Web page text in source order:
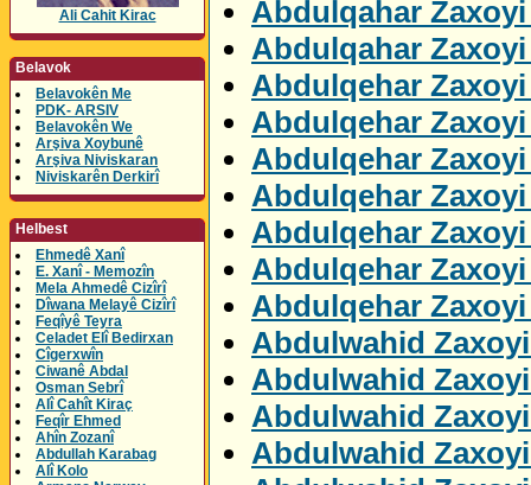
Ali Cahit Kirac
Belavok
Belavokên Me
PDK- ARSIV
Belavokên We
Arşiva Xoybunê
Arşiva Niviskaran
Niviskarên Derkirî
Helbest
Ehmedê Xanî
E. Xanî - Memozîn
Mela Ahmedê Cizîrî
Dîwana Melayê Cizîrî
Feqîyê Teyra
Celadet Elî Bedirxan
Cîgerxwîn
Ciwanê Abdal
Osman Sebrî
Alî Cahît Kiraç
Feqîr Ehmed
Ahîn Zozanî
Abdullah Karabag
Alî Kolo
Abdulqahar
Abdulqahar
Abdulqehar
Abdulqehar
Abdulqehar
Abdulqehar Zaxoyi
Abdulqehar
Abdulqehar
Abdulqehar
Abdulwahid
Abdulwahid
Abdulwahid
Abdulwahid